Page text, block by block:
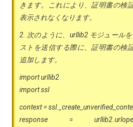
きます。これにより、証明書の検
表示されなくなります。
2. 次のように、urllib2 モジュール
ストを送信する際に、証明書の検
追加します。
import urllib2
import ssl
context =
response =